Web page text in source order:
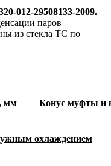
012-29508133-2009.
паров
из стекла ТС по
мм Конус муфты и
охлаждением